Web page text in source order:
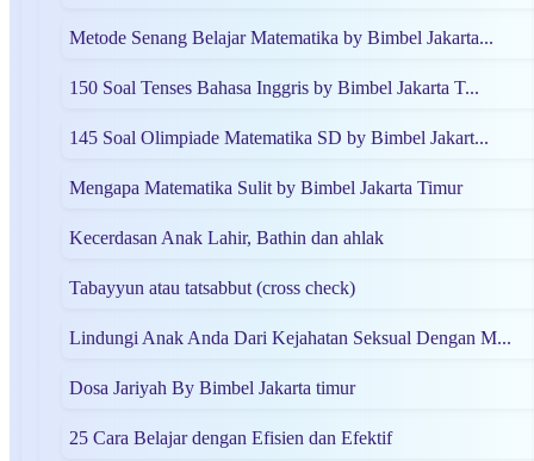
Metode Senang Belajar Matematika by Bimbel Jakarta...
150 Soal Tenses Bahasa Inggris by Bimbel Jakarta T...
145 Soal Olimpiade Matematika SD by Bimbel Jakart...
Mengapa Matematika Sulit by Bimbel Jakarta Timur
Kecerdasan Anak Lahir, Bathin dan ahlak
Tabayyun atau tatsabbut (cross check)
Lindungi Anak Anda Dari Kejahatan Seksual Dengan M...
Dosa Jariyah By Bimbel Jakarta timur
25 Cara Belajar dengan Efisien dan Efektif